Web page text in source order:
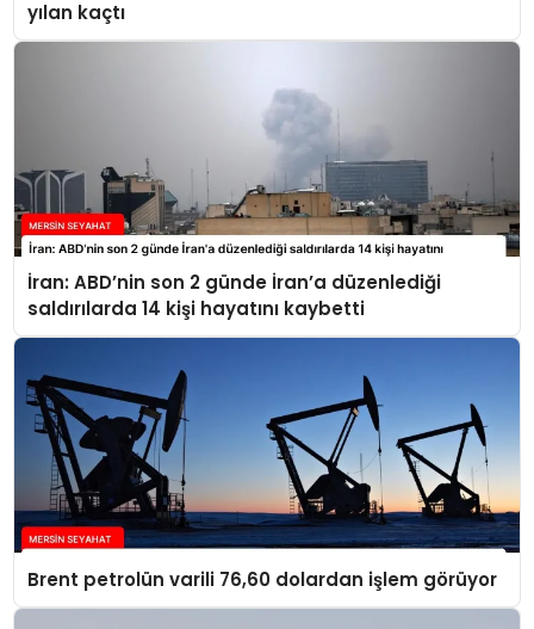
yılan kaçtı
İran: ABD’nin son 2 günde İran’a düzenlediği
saldırılarda 14 kişi hayatını kaybetti
Brent petrolün varili 76,60 dolardan işlem görüyor